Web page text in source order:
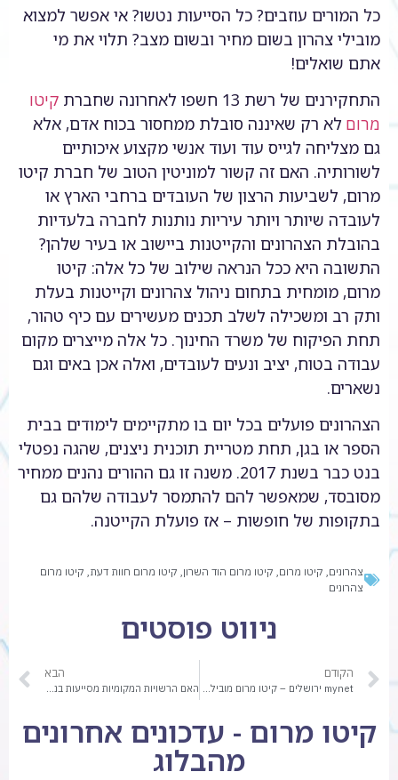
כל המורים עוזבים? כל הסייעות נטשו? אי אפשר למצוא
מובילי צהרון בשום מחיר ובשום מצב? תלוי את מי
אתם שואלים!
התחקירנים של רשת 13 חשפו לאחרונה שחברת
קיטו
מרום לא רק שאיננה סובלת ממחסור בכוח אדם, אלא
גם מצליחה לגייס עוד ועוד אנשי מקצוע איכותיים
לשורותיה. האם זה קשור למוניטין הטוב של חברת קיטו
מרום, לשביעות הרצון של העובדים ברחבי הארץ או
לעובדה שיותר ויותר עיריות נותנות לחברה בלעדיות
בהובלת הצהרונים והקייטנות ביישוב או בעיר שלהן?
התשובה היא ככל הנראה שילוב של כל אלה: קיטו
מרום, מומחית בתחום ניהול צהרונים וקייטנות בעלת
ותק רב ומשכילה לשלב תכנים מעשירים עם כיף טהור,
תחת הפיקוח של משרד החינוך. כל אלה מייצרים מקום
עבודה בטוח, יציב ונעים לעובדים, ואלה אכן באים וגם
נשארים.
הצהרונים פועלים בכל יום בו מתקיימים לימודים בבית
הספר או בגן, תחת מטריית תוכנית ניצנים, שהגה נפטלי
בנט כבר בשנת 2017. משנה זו גם ההורים נהנים ממחיר
מסובסד, שמאפשר להם להתמסר לעבודה שלהם גם
בתקופות של חופשות – אז פועלת הקייטנה.
צהרונים קיטו מרום קיטו מרום הוד השרון קיטו מרום חוות דעת קיטו מרום
צהרונים
ניווט פוסטים
הקודם הבא
קיטו מרום - עדכונים אחרונים
מהבלוג